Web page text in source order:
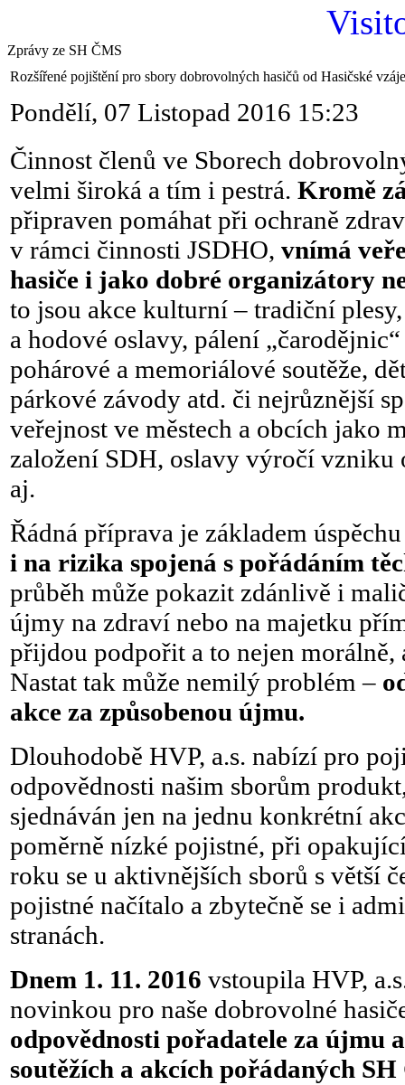
Zprávy ze SH ČMS
Rozšířené pojištění pro sbory dobrovolných hasičů od Hasičské
Pondělí, 07 Listopad 2016 15:23
Činnost členů ve Sborech
velmi široká a tím i pestrá. Kromě
připraven pomáhat při ochraně
v rámci činnosti JSDHO, vnímá
hasiče i jako dobré organizátory
to jsou akce kulturní – tradiční
a hodové oslavy, pálení
pohárové a memoriálové soutěže,
párkové závody atd. či nejrůznější
veřejnost ve městech a obcích jako
založení SDH, oslavy výročí vzniku
aj.
Řádná příprava je základem
i na rizika spojená s pořádáním
průběh může pokazit zdánlivě i
újmy na zdraví nebo na majetku
přijdou podpořit a to nejen
Nastat tak může nemilý problém –
akce za způsobenou újmu.
Dlouhodobě HVP, a.s. nabízí pro
odpovědnosti našim sborům
sjednáván jen na jednu konkrétní
poměrně nízké pojistné, při
roku se u aktivnějších sborů s větší
pojistné načítalo a zbytečně se i
stranách.
Dnem 1. 11. 2016 vstoupila HVP,
novinkou pro naše dobrovolné
odpovědnosti pořadatele za újmu
soutěžích a akcích pořádaných SH